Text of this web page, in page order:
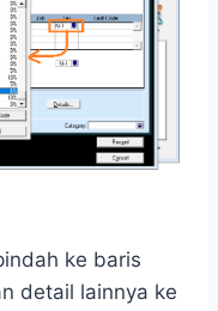
ke baris
detail lainnya ke